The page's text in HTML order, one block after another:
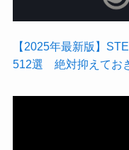
【2025年最新版】
512選 絶対抑えてお